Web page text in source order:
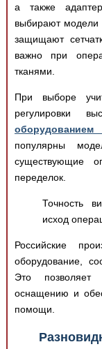
а также
выбирают модели
защищают
важно при
тканями.
При выборе
регулировки
оборудованием
популярны
существующие
переделок.
Точность
исход
Российские
оборудование,
Это позволяет
оснащению и
помощи.